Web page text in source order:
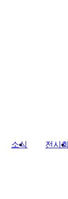
소식 전시회